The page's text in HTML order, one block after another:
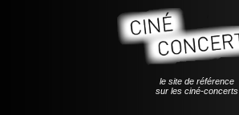
le site de référence
sur les ciné-concerts